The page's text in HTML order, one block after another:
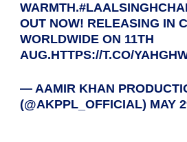
WARMTH.
OUT NOW! RELEASING IN
WORLDWIDE ON 11TH
AUG.HTTPS://T.CO/
— AAMIR KHAN
(@AKPPL_OFFICIAL) MAY